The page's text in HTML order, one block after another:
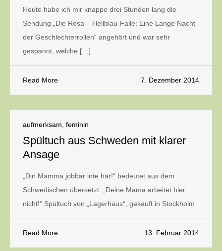
Heute habe ich mir knappe drei Stunden lang die
Sendung „Die Rosa – Hellblau-Falle: Eine Lange Nacht
der Geschlechterrollen“ angehört und war sehr
gespannt, welche […]
Read More 7. Dezember 2014
aufmerksam feminin
Spültuch aus Schweden mit klarer
Ansage
„Din Mamma jobbar inte här!“ bedeutet aus dem
Schwedischen übersetzt: „Deine Mama arbeitet hier
nicht!“ Spültuch von „Lagerhaus“, gekauft in Stockholm
Read More 13. Februar 2014